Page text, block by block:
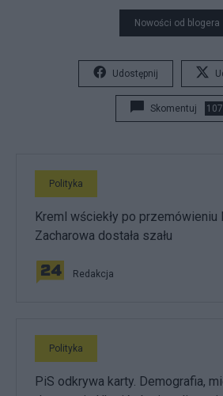
Nowości od blogera
Udostępnij
Skomentuj 107
Polityka
Kreml wściekły po przemówieniu
Zacharowa dostała szału
Redakcja
Polityka
PiS odkrywa karty. Demografia,